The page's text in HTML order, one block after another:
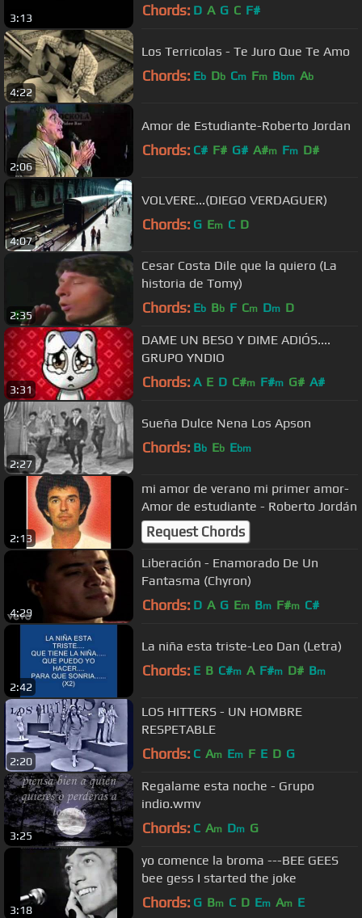
3:13 Chords: D A G C F#
4:22
Los Terricolas - Te Juro Que Te Amo
Chords: Eb Db Cm Fm Bbm Ab
2:06
Amor de Estudiante-Roberto Jordan
Chords: C# F# G# A#m Fm D#
4:07
VOLVERE...(DIEGO VERDAGUER)
Chords: G Em C D
2:35
Cesar Costa Dile que la quiero (La
historia de Tomy)
Chords: Eb Bb F Cm Dm D
3:31
DAME UN BESO Y DIME ADIÓS....
GRUPO YNDIO
Chords: A E D C#m F#m G# A#
2:27
Sueña Dulce Nena Los Apson
Chords: Bb Eb Ebm
2:13
mi amor de verano mi primer amor-
Amor de estudiante - Roberto Jordán
Request Chords
4:29
Liberación - Enamorado De Un
Fantasma (Chyron)
Chords: D A G Em Bm F#m C#
2:42
La niña esta triste-Leo Dan (Letra)
Chords: E B C#m A F#m D# Bm
2:20
LOS HITTERS - UN HOMBRE
RESPETABLE
Chords: C Am Em F E D G
3:25
Regalame esta noche - Grupo
indio.wmv
Chords: C Am Dm G
3:18
yo comence la broma ---BEE GEES
bee gess I started the joke
Chords: G Bm C D Em Am E